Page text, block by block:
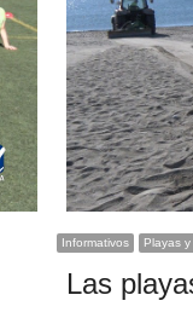
Informativos Playas
Las